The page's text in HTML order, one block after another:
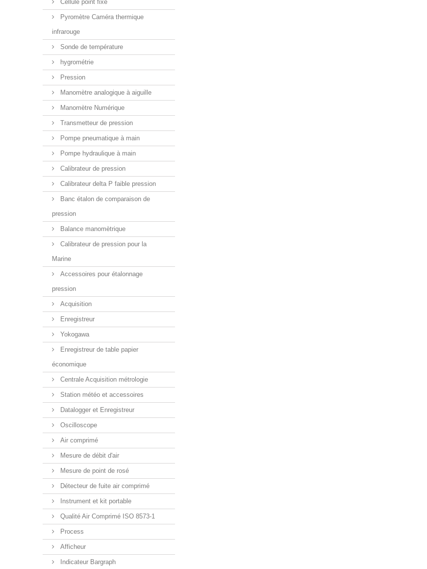
Cellule point fixe
Pyromètre Caméra thermique
infrarouge
Sonde de température
hygrométrie
Pression
Manomètre analogique à aiguille
Manomètre Numérique
Transmetteur de pression
Pompe pneumatique à main
Pompe hydraulique à main
Calibrateur de pression
Calibrateur delta P faible pression
Banc étalon de comparaison de
pression
Balance manomètrique
Calibrateur de pression pour la
Marine
Accessoires pour étalonnage
pression
Acquisition
Enregistreur
Yokogawa
Enregistreur de table papier
économique
Centrale Acquisition métrologie
Station météo et accessoires
Datalogger et Enregistreur
Oscilloscope
Air comprimé
Mesure de débit d'air
Mesure de point de rosé
Détecteur de fuite air comprimé
Instrument et kit portable
Qualité Air Comprimé ISO 8573-1
Process
Afficheur
Indicateur Bargraph